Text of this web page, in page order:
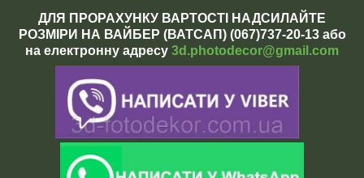
ДЛЯ ПРОРАХУНКУ ВАРТОСТІ НАДСИЛАЙТЕ
РОЗМІРИ НА ВАЙБЕР (ВАТСАП) (067)737-20-13 або
на електронну адресу 3d.photodecor@gmail.com